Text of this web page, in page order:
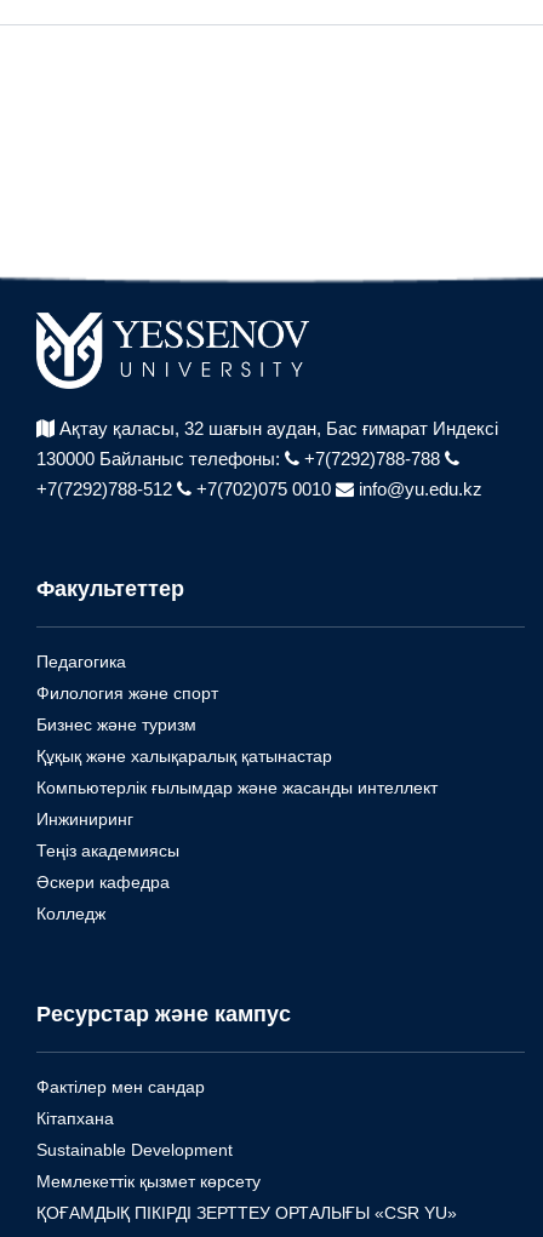
Ақтау қаласы, 32 шағын аудан, Бас ғимарат Индексі
130000 Байланыс телефоны:
+7(7292)788-788
+7(7292)788-512
+7(702)075 0010 info@yu.edu.kz
Факультеттер
Педагогика
Филология және спорт
Бизнес және туризм
Құқық және халықаралық қатынастар
Компьютерлік ғылымдар және жасанды интеллект
Инжиниринг
Теңіз академиясы
Әскери кафедра
Колледж
Ресурстар және кампус
Фактілер мен сандар
Кітапхана
Sustainable Development
Мемлекеттік қызмет көрсету
ҚОҒАМДЫҚ ПІКІРДІ ЗЕРТТЕУ ОРТАЛЫҒЫ «CSR YU»